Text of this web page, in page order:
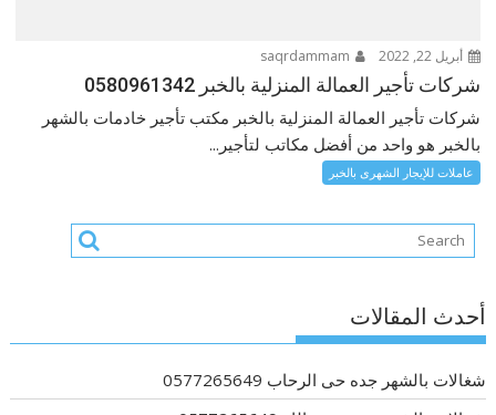
أبريل 22, 2022
شركات تأجير العمالة المنزلية بالخبر 0580961342
شركات تأجير العمالة المنزلية بالخبر مكتب تأجير خادمات بالشهر
بالخبر هو واحد من أفضل مكاتب لتأجير...
عاملات للإيجار الشهرى بالخبر
أحدث المقالات
شغالات بالشهر جده حى الرحاب 0577265649